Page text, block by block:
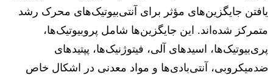
یافتن جایگزین‌های مؤثر برای آنتی‌بیوتیک‌های محرک رشد
متمرکز شده‌اند. این جایگزین‌ها شامل پروبیوتیک‌ها،
پری‌بیوتیک‌ها، اسیدهای آلی، فیتوژنیک‌ها، پپتیدهای
ضدمیکروبی، آنتی‌بادی‌ها و مواد معدنی در اشکال خاص